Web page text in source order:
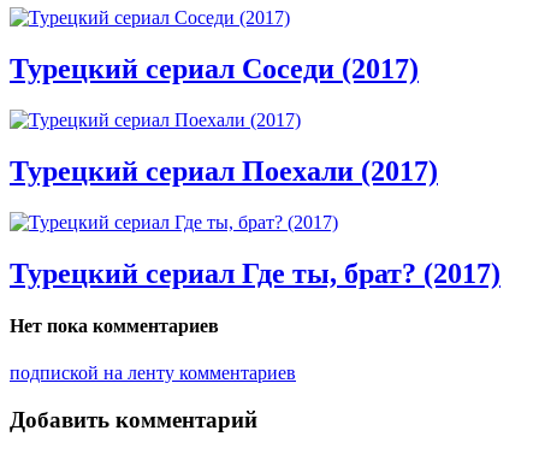
Турецкий сериал Соседи (2017)
Турецкий сериал Поехали (2017)
Турецкий сериал Где ты, брат? (2017)
Нет пока комментариев
подпиской на ленту комментариев
Добавить комментарий